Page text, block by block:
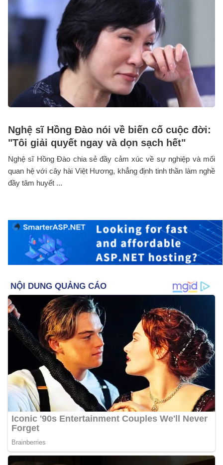
Nghệ sĩ Hồng Đào nói về biến cố cuộc đời:
"Tôi giải quyết ngay và dọn sạch hết"
Nghệ sĩ Hồng Đào chia sẻ đầy cảm xúc về sự nghiệp và mối
quan hệ với cây hài Việt Hương, khẳng định tinh thần làm nghề
đầy tâm huyết ...